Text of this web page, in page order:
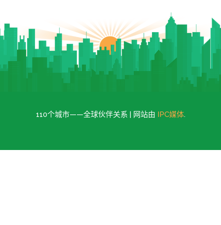
110个城市——全球伙伴关系 | 网站由 IPC媒体.